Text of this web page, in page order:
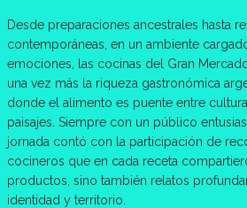
Desde preparaciones ancestrales hasta
contemporáneas, en un ambiente
emociones, las cocinas del Gran
una vez más la riqueza gastronómica
donde el alimento es puente entre
paisajes. Siempre con un público
jornada contó con la participación de
cocineros que en cada receta
productos, sino también relatos
identidad y territorio.